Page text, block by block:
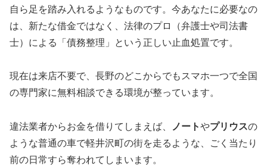
自ら足を踏み入れるようなものです。今あなたに必要なの
は、新たな借金ではなく、法律のプロ（弁護士や司法書
士）による「債務整理」という正しい止血処置です。
現在は来店不要で、長野のどこからでもスマホ一つで全国
の専門家に無料相談できる環境が整っています。
違法業者からお金を借りてしまえば、 ノートやプリウスの
ような普通の車で軽井沢町の街を走るような、ごく当たり
前の日常すら奪われてしまいます。